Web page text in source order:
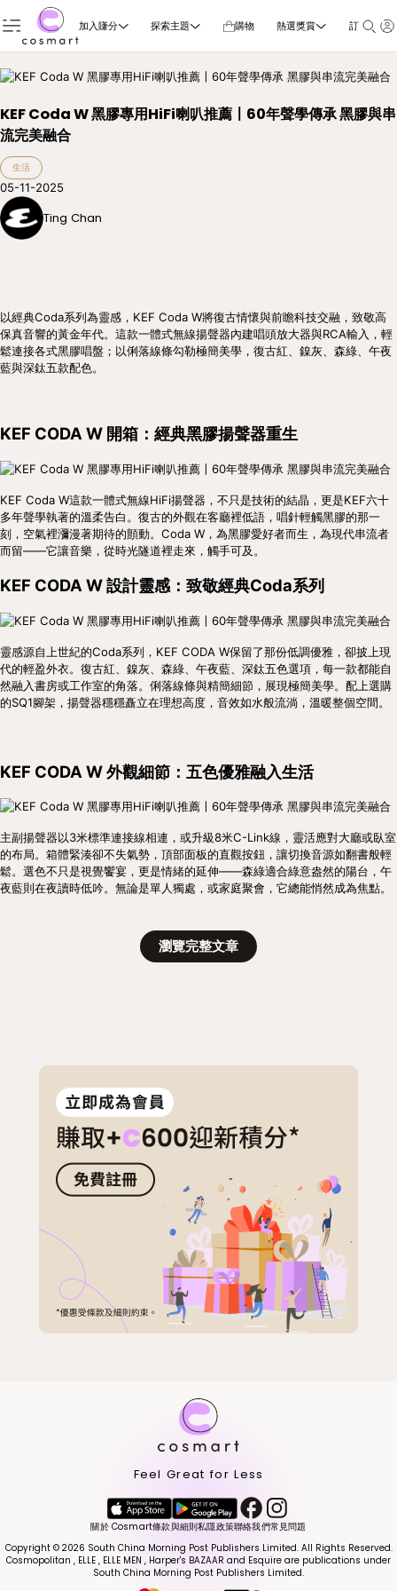
加入賺分 探索主題 購物 熱選獎賞 訂閱雜誌
KEF Coda W 黑膠專用HiFi喇叭推薦〡60年聲學傳承 黑膠與串
流完美融合
生活
05-11-2025
Ting Chan
以經典Coda系列為靈感，KEF Coda W將復古情懷與前瞻科技交融，致敬高
保真音響的黃金年代。這款一體式無線揚聲器內建唱頭放大器與RCA輸入，輕
鬆連接各式黑膠唱盤；以俐落線條勾勒極簡美學，復古紅、鎳灰、森綠、午夜
藍與深鈦五款配色。
KEF CODA W 開箱：經典黑膠揚聲器重生
KEF Coda W這款一體式無線HiFi揚聲器，不只是技術的結晶，更是KEF六十
多年聲學執著的溫柔告白。復古的外觀在客廳裡低語，唱針輕觸黑膠的那一
刻，空氣裡瀰漫著期待的顫動。Coda W，為黑膠愛好者而生，為現代串流者
而留——它讓音樂，從時光隧道裡走來，觸手可及。
KEF CODA W 設計靈感：致敬經典Coda系列
靈感源自上世紀的Coda系列，KEF CODA W保留了那份低調優雅，卻披上現
代的輕盈外衣。復古紅、鎳灰、森綠、午夜藍、深鈦五色選項，每一款都能自
然融入書房或工作室的角落。俐落線條與精簡細節，展現極簡美學。配上選購
的SQ1腳架，揚聲器穩穩矗立在理想高度，音效如水般流淌，溫暖整個空間。
KEF CODA W 外觀細節：五色優雅融入生活
主副揚聲器以3米標準連接線相連，或升級8米C-Link線，靈活應對大廳或臥室
的布局。箱體緊湊卻不失氣勢，頂部面板的直觀按鈕，讓切換音源如翻書般輕
鬆。選色不只是視覺饗宴，更是情緒的延伸——森綠適合綠意盎然的陽台，午
夜藍則在夜讀時低吟。無論是單人獨處，或家庭聚會，它總能悄然成為焦點。
瀏覽完整文章
Feel Great for Less
關於 Cosmart條款與細則私隱政策聯絡我們常見問題
Copyright © 2026 South China Morning Post Publishers Limited. All Rights Reserved.
Cosmopolitan , ELLE , ELLE MEN , Harper's BAZAAR and Esquire are publications under
South China Morning Post Publishers Limited.